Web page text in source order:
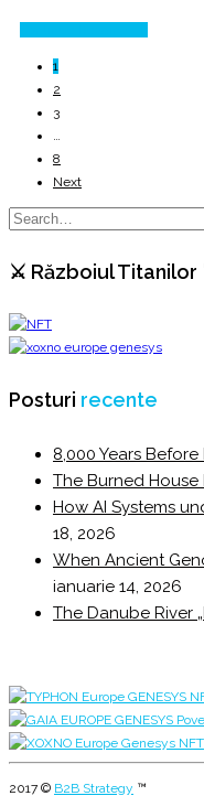
1
2
3
8
Next
⚔️ Războiul Titanilor
Posturi recente
8,000 Years
The Burned
How AI Systems
18, 2026
When Ancient
ianuarie 14, 2026
The Danube River
2017 © B2B Strategy ™